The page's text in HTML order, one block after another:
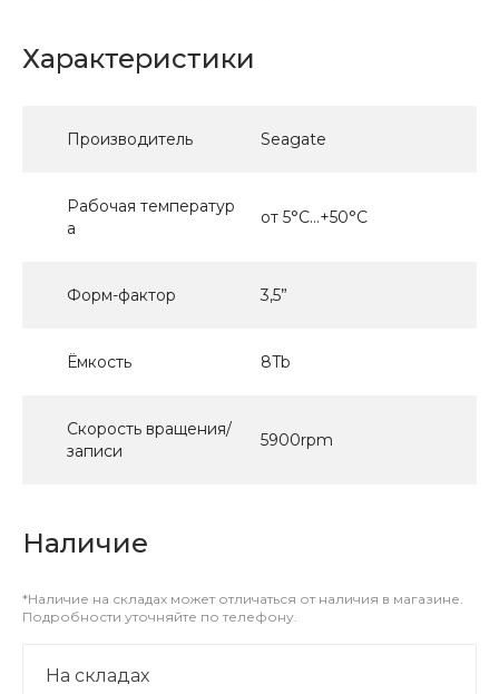
Характеристики
Производитель Seagate
Рабочая температур
а
от 5°C...+50°C
Форм-фактор 3,5”
Ёмкость 8Tb
Скорость вращения/
записи
5900rpm
Наличие
*Наличие на складах может отличаться от наличия в магазине.
Подробности уточняйте по телефону.
На складах